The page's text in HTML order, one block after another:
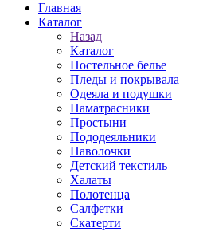
Главная
Каталог
Назад
Каталог
Постельное белье
Пледы и покрывала
Одеяла и подушки
Наматрасники
Простыни
Пододеяльники
Наволочки
Детский текстиль
Халаты
Полотенца
Салфетки
Скатерти